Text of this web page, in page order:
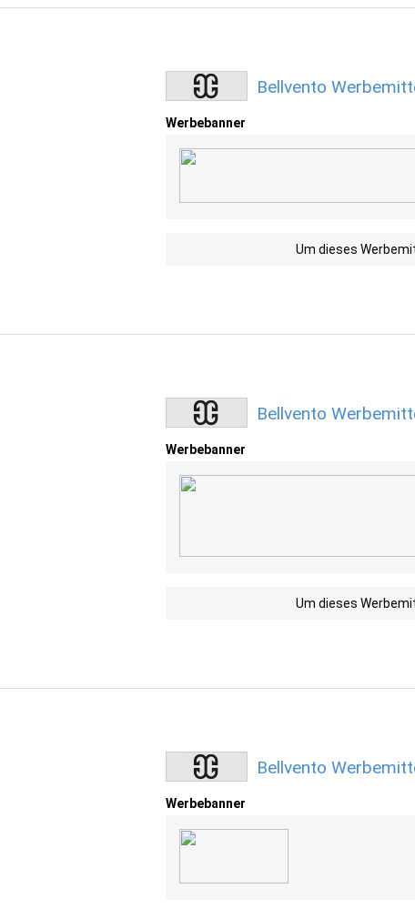
Bellvento
Werbebanner
Um dieses
Bellvento
Werbebanner
Um dieses
Bellvento
Werbebanner